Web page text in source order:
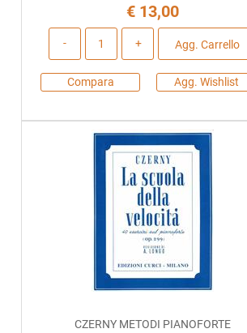
€ 13,00
Agg. Carrello
Compara Agg. Wishlist
CZERNY METODI PIANOFORTE